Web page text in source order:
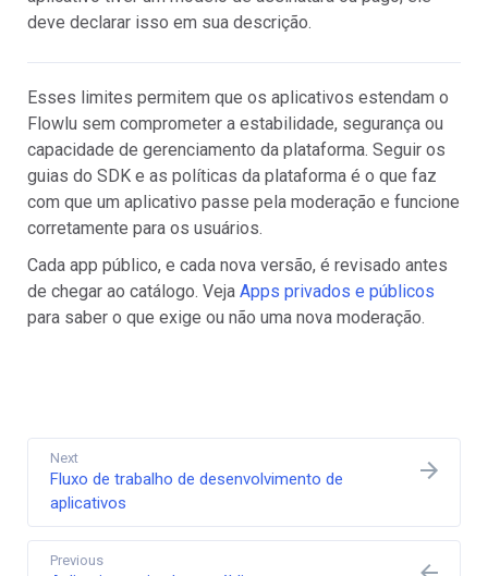
deve declarar isso em sua descrição.
Esses limites permitem que os aplicativos estendam o
Flowlu sem comprometer a estabilidade, segurança ou
capacidade de gerenciamento da plataforma. Seguir os
guias do SDK e as políticas da plataforma é o que faz
com que um aplicativo passe pela moderação e funcione
corretamente para os usuários.
Cada app público, e cada nova versão, é revisado antes
de chegar ao catálogo. Veja Apps privados e públicos
para saber o que exige ou não uma nova moderação.
Previous
Next
Fluxo de trabalho de desenvolvimento de
aplicativos